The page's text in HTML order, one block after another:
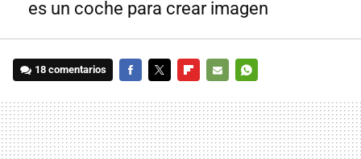
es un coche para crear imagen
18 comentarios
MAIL